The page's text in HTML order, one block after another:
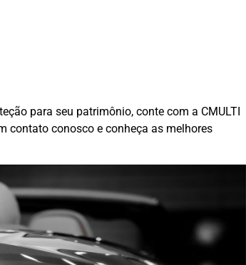
para seu patrimônio, conte com a CMULTI
contato conosco e conheça as melhores